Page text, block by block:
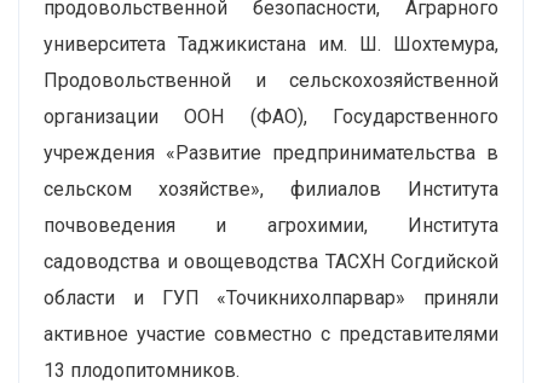
продовольственной безопасности, Аграрного
университета Таджикистана им. Ш. Шохтемура,
Продовольственной и сельскохозяйственной
организации ООН (ФАО), Государственного
учреждения «Развитие предпринимательства в
сельском хозяйстве», филиалов Института
почвоведения и агрохимии, Института
садоводства и овощеводства ТАСХН Согдийской
области и ГУП «Точикнихолпарвар» приняли
активное участие совместно с представителями
13 плодопитомников.